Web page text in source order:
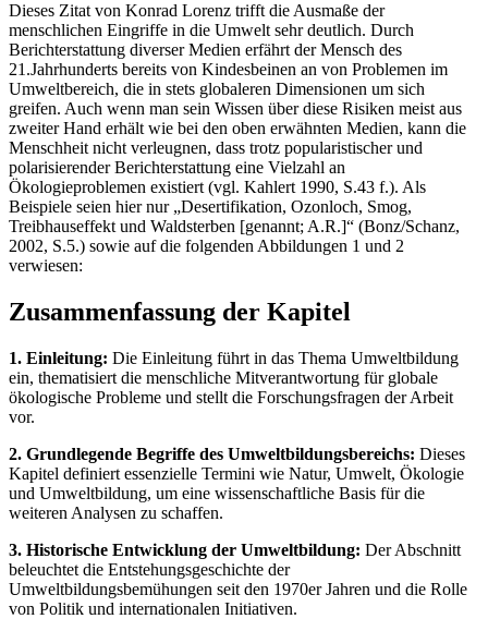
Dieses Zitat von Konrad Lorenz trifft die Ausmaße der
menschlichen Eingriffe in die Umwelt sehr deutlich. Durch
Berichterstattung diverser Medien erfährt der Mensch des
21.Jahrhunderts bereits von Kindesbeinen an von Problemen im
Umweltbereich, die in stets globaleren Dimensionen um sich
greifen. Auch wenn man sein Wissen über diese Risiken meist aus
zweiter Hand erhält wie bei den oben erwähnten Medien, kann die
Menschheit nicht verleugnen, dass trotz popularistischer und
polarisierender Berichterstattung eine Vielzahl an
Ökologieproblemen existiert (vgl. Kahlert 1990, S.43 f.). Als
Beispiele seien hier nur „Desertifikation, Ozonloch, Smog,
Treibhauseffekt und Waldsterben [genannt; A.R.]“ (Bonz/Schanz,
2002, S.5.) sowie auf die folgenden Abbildungen 1 und 2
verwiesen:
Zusammenfassung der Kapitel
1. Einleitung: Die Einleitung führt in das Thema Umweltbildung
ein, thematisiert die menschliche Mitverantwortung für globale
ökologische Probleme und stellt die Forschungsfragen der Arbeit
vor.
2. Grundlegende Begriffe des Umweltbildungsbereichs: Dieses
Kapitel definiert essenzielle Termini wie Natur, Umwelt, Ökologie
und Umweltbildung, um eine wissenschaftliche Basis für die
weiteren Analysen zu schaffen.
3. Historische Entwicklung der Umweltbildung: Der Abschnitt
beleuchtet die Entstehungsgeschichte der
Umweltbildungsbemühungen seit den 1970er Jahren und die Rolle
von Politik und internationalen Initiativen.